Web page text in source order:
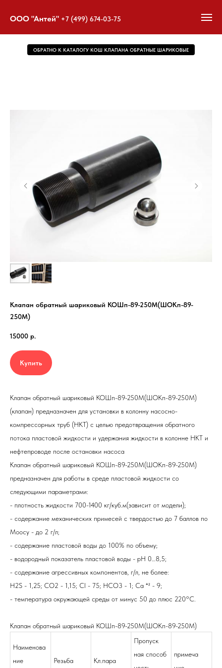
ООО "Антей" +7 (499) 674-03-75
ОБРАТНО К КАТАЛОГУ КОШ КЛАПАНА ОБРАТНЫЕ ШАРИКОВЫЕ
Клапан обратный шариковый КОШп-89-250M(ШОКп-89-
250M)
15000 р.
Купить
Клапан обратный шариковый КОШп-89-250M(ШОКп-89-250M)
(клапан) предназначен для установки в колонну насосно-
компрессорных труб (НКТ) с целью предотвращения обратного
потока пластовой жидкости и удержания жидкости в колонне НКТ и
нефтепроводе после остановки насоса
Клапан обратный шариковый КОШп-89-250M(ШОКп-89-250M)
предназначен для работы в среде пластовой жидкости со
следующими параметрами:
- плотность жидкости 700-1400 кг/куб.м(зависит от модели);
- содержание механических примесей с твердостью до 7 баллов по
Моосу - до 2 г/л;
- содержание пластовой воды до 100% по объему;
- водородный показатель пластовой воды - рН 0…8,5;
- содержание агрессивных компонентов, г/л, не более:
H2S - 1,25; CO2 - 1,15; Cl - 75; HCO3 - 1; Ca ⁺² - 9;
- температура окружающей среды от минус 50 до плюс 220°С.
Клапан обратный шариковый КОШп-89-250M(ШОКп-89-250M)
Наименова
ние
Резьба Кл.пара
Пропуск
ная способ
примеча